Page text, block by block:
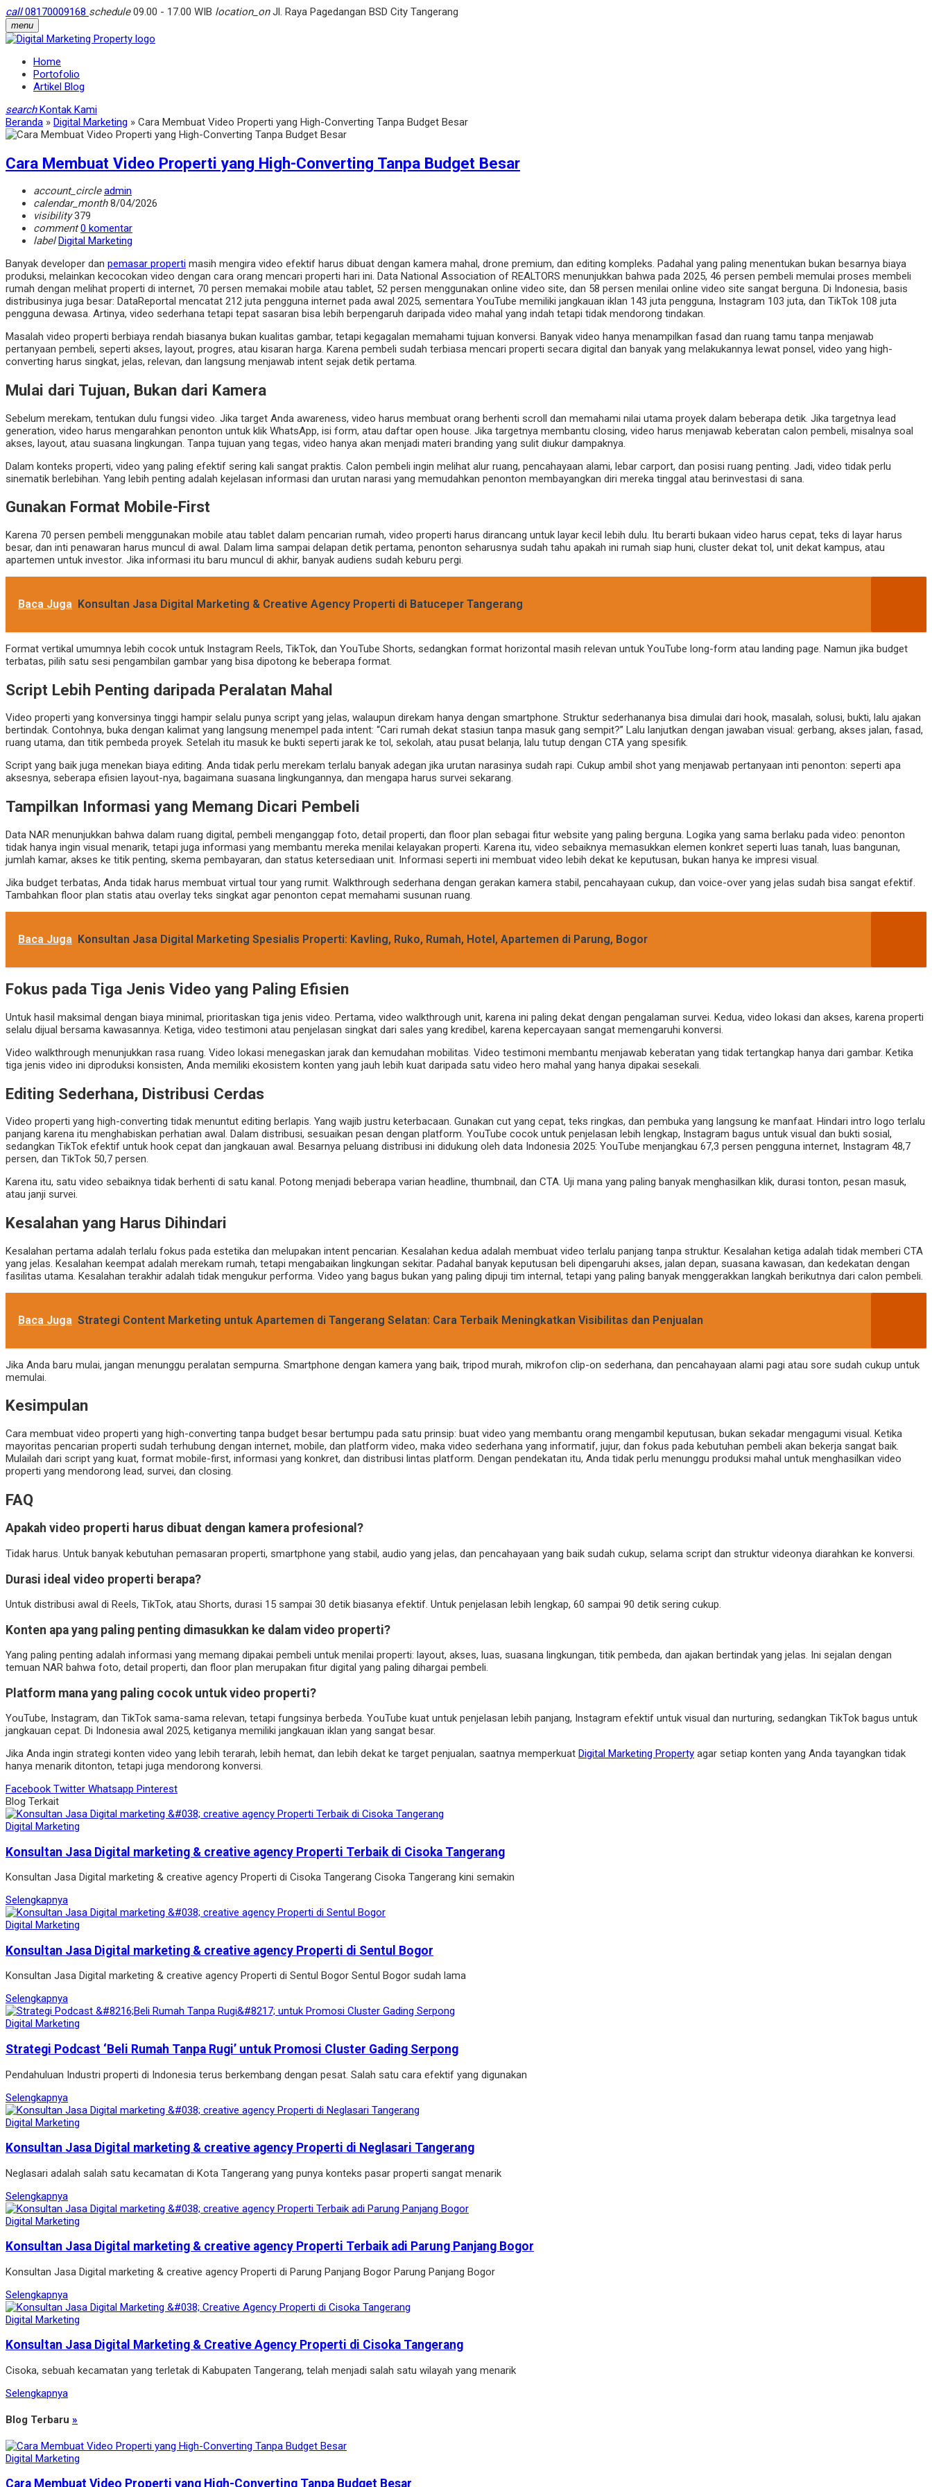
call08170009168 schedule09.00 - 17.00 WIB location_onJl. Raya Pagedangan BSD City Tangerang
menu
Home
Portofolio
Artikel Blog
search Kontak Kami
Beranda » Digital Marketing » Cara Membuat Video Properti yang High-Converting Tanpa Budget Besar
Cara Membuat Video Properti yang High-Converting Tanpa Budget Besar
account_circle admin
calendar_month8/04/2026
visibility379
comment 0 komentar
label Digital Marketing
Banyak developer dan pemasar properti masih mengira video efektif harus dibuat dengan kamera mahal, drone premium, dan editing kompleks. Padahal yang paling menentukan bukan besarnya biaya
produksi, melainkan kecocokan video dengan cara orang mencari properti hari ini. Data National Association of REALTORS menunjukkan bahwa pada 2025, 46 persen pembeli memulai proses membeli
rumah dengan melihat properti di internet, 70 persen memakai mobile atau tablet, 52 persen menggunakan online video site, dan 58 persen menilai online video site sangat berguna. Di Indonesia, basis
distribusinya juga besar: DataReportal mencatat 212 juta pengguna internet pada awal 2025, sementara YouTube memiliki jangkauan iklan 143 juta pengguna, Instagram 103 juta, dan TikTok 108 juta
pengguna dewasa. Artinya, video sederhana tetapi tepat sasaran bisa lebih berpengaruh daripada video mahal yang indah tetapi tidak mendorong tindakan.
Masalah video properti berbiaya rendah biasanya bukan kualitas gambar, tetapi kegagalan memahami tujuan konversi. Banyak video hanya menampilkan fasad dan ruang tamu tanpa menjawab
pertanyaan pembeli, seperti akses, layout, progres, atau kisaran harga. Karena pembeli sudah terbiasa mencari properti secara digital dan banyak yang melakukannya lewat ponsel, video yang high-
converting harus singkat, jelas, relevan, dan langsung menjawab intent sejak detik pertama.
Mulai dari Tujuan, Bukan dari Kamera
Sebelum merekam, tentukan dulu fungsi video. Jika target Anda awareness, video harus membuat orang berhenti scroll dan memahami nilai utama proyek dalam beberapa detik. Jika targetnya lead
generation, video harus mengarahkan penonton untuk klik WhatsApp, isi form, atau daftar open house. Jika targetnya membantu closing, video harus menjawab keberatan calon pembeli, misalnya soal
akses, layout, atau suasana lingkungan. Tanpa tujuan yang tegas, video hanya akan menjadi materi branding yang sulit diukur dampaknya.
Dalam konteks properti, video yang paling efektif sering kali sangat praktis. Calon pembeli ingin melihat alur ruang, pencahayaan alami, lebar carport, dan posisi ruang penting. Jadi, video tidak perlu
sinematik berlebihan. Yang lebih penting adalah kejelasan informasi dan urutan narasi yang memudahkan penonton membayangkan diri mereka tinggal atau berinvestasi di sana.
Gunakan Format Mobile-First
Karena 70 persen pembeli menggunakan mobile atau tablet dalam pencarian rumah, video properti harus dirancang untuk layar kecil lebih dulu. Itu berarti bukaan video harus cepat, teks di layar harus
besar, dan inti penawaran harus muncul di awal. Dalam lima sampai delapan detik pertama, penonton seharusnya sudah tahu apakah ini rumah siap huni, cluster dekat tol, unit dekat kampus, atau
apartemen untuk investor. Jika informasi itu baru muncul di akhir, banyak audiens sudah keburu pergi.
Baca Juga Konsultan Jasa Digital Marketing & Creative Agency Properti di Batuceper Tangerang
Format vertikal umumnya lebih cocok untuk Instagram Reels, TikTok, dan YouTube Shorts, sedangkan format horizontal masih relevan untuk YouTube long-form atau landing page. Namun jika budget
terbatas, pilih satu sesi pengambilan gambar yang bisa dipotong ke beberapa format.
Script Lebih Penting daripada Peralatan Mahal
Video properti yang konversinya tinggi hampir selalu punya script yang jelas, walaupun direkam hanya dengan smartphone. Struktur sederhananya bisa dimulai dari hook, masalah, solusi, bukti, lalu ajakan
bertindak. Contohnya, buka dengan kalimat yang langsung menempel pada intent: “Cari rumah dekat stasiun tanpa masuk gang sempit?” Lalu lanjutkan dengan jawaban visual: gerbang, akses jalan, fasad,
ruang utama, dan titik pembeda proyek. Setelah itu masuk ke bukti seperti jarak ke tol, sekolah, atau pusat belanja, lalu tutup dengan CTA yang spesifik.
Script yang baik juga menekan biaya editing. Anda tidak perlu merekam terlalu banyak adegan jika urutan narasinya sudah rapi. Cukup ambil shot yang menjawab pertanyaan inti penonton: seperti apa
aksesnya, seberapa efisien layout-nya, bagaimana suasana lingkungannya, dan mengapa harus survei sekarang.
Tampilkan Informasi yang Memang Dicari Pembeli
Data NAR menunjukkan bahwa dalam ruang digital, pembeli menganggap foto, detail properti, dan floor plan sebagai fitur website yang paling berguna. Logika yang sama berlaku pada video: penonton
tidak hanya ingin visual menarik, tetapi juga informasi yang membantu mereka menilai kelayakan properti. Karena itu, video sebaiknya memasukkan elemen konkret seperti luas tanah, luas bangunan,
jumlah kamar, akses ke titik penting, skema pembayaran, dan status ketersediaan unit. Informasi seperti ini membuat video lebih dekat ke keputusan, bukan hanya ke impresi visual.
Jika budget terbatas, Anda tidak harus membuat virtual tour yang rumit. Walkthrough sederhana dengan gerakan kamera stabil, pencahayaan cukup, dan voice-over yang jelas sudah bisa sangat efektif.
Tambahkan floor plan statis atau overlay teks singkat agar penonton cepat memahami susunan ruang.
Baca Juga Konsultan Jasa Digital Marketing Spesialis Properti: Kavling, Ruko, Rumah, Hotel, Apartemen di Parung, Bogor
Fokus pada Tiga Jenis Video yang Paling Efisien
Untuk hasil maksimal dengan biaya minimal, prioritaskan tiga jenis video. Pertama, video walkthrough unit, karena ini paling dekat dengan pengalaman survei. Kedua, video lokasi dan akses, karena properti
selalu dijual bersama kawasannya. Ketiga, video testimoni atau penjelasan singkat dari sales yang kredibel, karena kepercayaan sangat memengaruhi konversi.
Video walkthrough menunjukkan rasa ruang. Video lokasi menegaskan jarak dan kemudahan mobilitas. Video testimoni membantu menjawab keberatan yang tidak tertangkap hanya dari gambar. Ketika
tiga jenis video ini diproduksi konsisten, Anda memiliki ekosistem konten yang jauh lebih kuat daripada satu video hero mahal yang hanya dipakai sesekali.
Editing Sederhana, Distribusi Cerdas
Video properti yang high-converting tidak menuntut editing berlapis. Yang wajib justru keterbacaan. Gunakan cut yang cepat, teks ringkas, dan pembuka yang langsung ke manfaat. Hindari intro logo terlalu
panjang karena itu menghabiskan perhatian awal. Dalam distribusi, sesuaikan pesan dengan platform. YouTube cocok untuk penjelasan lebih lengkap, Instagram bagus untuk visual dan bukti sosial,
sedangkan TikTok efektif untuk hook cepat dan jangkauan awal. Besarnya peluang distribusi ini didukung oleh data Indonesia 2025: YouTube menjangkau 67,3 persen pengguna internet, Instagram 48,7
persen, dan TikTok 50,7 persen.
Karena itu, satu video sebaiknya tidak berhenti di satu kanal. Potong menjadi beberapa varian headline, thumbnail, dan CTA. Uji mana yang paling banyak menghasilkan klik, durasi tonton, pesan masuk,
atau janji survei.
Kesalahan yang Harus Dihindari
Kesalahan pertama adalah terlalu fokus pada estetika dan melupakan intent pencarian. Kesalahan kedua adalah membuat video terlalu panjang tanpa struktur. Kesalahan ketiga adalah tidak memberi CTA
yang jelas. Kesalahan keempat adalah merekam rumah, tetapi mengabaikan lingkungan sekitar. Padahal banyak keputusan beli dipengaruhi akses, jalan depan, suasana kawasan, dan kedekatan dengan
fasilitas utama. Kesalahan terakhir adalah tidak mengukur performa. Video yang bagus bukan yang paling dipuji tim internal, tetapi yang paling banyak menggerakkan langkah berikutnya dari calon pembeli.
Baca Juga Strategi Content Marketing untuk Apartemen di Tangerang Selatan: Cara Terbaik Meningkatkan Visibilitas dan Penjualan
Jika Anda baru mulai, jangan menunggu peralatan sempurna. Smartphone dengan kamera yang baik, tripod murah, mikrofon clip-on sederhana, dan pencahayaan alami pagi atau sore sudah cukup untuk
memulai.
Kesimpulan
Cara membuat video properti yang high-converting tanpa budget besar bertumpu pada satu prinsip: buat video yang membantu orang mengambil keputusan, bukan sekadar mengagumi visual. Ketika
mayoritas pencarian properti sudah terhubung dengan internet, mobile, dan platform video, maka video sederhana yang informatif, jujur, dan fokus pada kebutuhan pembeli akan bekerja sangat baik.
Mulailah dari script yang kuat, format mobile-first, informasi yang konkret, dan distribusi lintas platform. Dengan pendekatan itu, Anda tidak perlu menunggu produksi mahal untuk menghasilkan video
properti yang mendorong lead, survei, dan closing.
FAQ
Apakah video properti harus dibuat dengan kamera profesional?
Tidak harus. Untuk banyak kebutuhan pemasaran properti, smartphone yang stabil, audio yang jelas, dan pencahayaan yang baik sudah cukup, selama script dan struktur videonya diarahkan ke konversi.
Durasi ideal video properti berapa?
Untuk distribusi awal di Reels, TikTok, atau Shorts, durasi 15 sampai 30 detik biasanya efektif. Untuk penjelasan lebih lengkap, 60 sampai 90 detik sering cukup.
Konten apa yang paling penting dimasukkan ke dalam video properti?
Yang paling penting adalah informasi yang memang dipakai pembeli untuk menilai properti: layout, akses, luas, suasana lingkungan, titik pembeda, dan ajakan bertindak yang jelas. Ini sejalan dengan
temuan NAR bahwa foto, detail properti, dan floor plan merupakan fitur digital yang paling dihargai pembeli.
Platform mana yang paling cocok untuk video properti?
YouTube, Instagram, dan TikTok sama-sama relevan, tetapi fungsinya berbeda. YouTube kuat untuk penjelasan lebih panjang, Instagram efektif untuk visual dan nurturing, sedangkan TikTok bagus untuk
jangkauan cepat. Di Indonesia awal 2025, ketiganya memiliki jangkauan iklan yang sangat besar.
Jika Anda ingin strategi konten video yang lebih terarah, lebih hemat, dan lebih dekat ke target penjualan, saatnya memperkuat Digital Marketing Property agar setiap konten yang Anda tayangkan tidak
hanya menarik ditonton, tetapi juga mendorong konversi.
Facebook Twitter Whatsapp Pinterest
Blog Terkait
Digital Marketing
Konsultan Jasa Digital marketing & creative agency Properti Terbaik di Cisoka Tangerang
Konsultan Jasa Digital marketing & creative agency Properti di Cisoka Tangerang Cisoka Tangerang kini semakin
Selengkapnya
Digital Marketing
Konsultan Jasa Digital marketing & creative agency Properti di Sentul Bogor
Konsultan Jasa Digital marketing & creative agency Properti di Sentul Bogor Sentul Bogor sudah lama
Selengkapnya
Digital Marketing
Strategi Podcast ‘Beli Rumah Tanpa Rugi’ untuk Promosi Cluster Gading Serpong
Pendahuluan Industri properti di Indonesia terus berkembang dengan pesat. Salah satu cara efektif yang digunakan
Selengkapnya
Digital Marketing
Konsultan Jasa Digital marketing & creative agency Properti di Neglasari Tangerang
Neglasari adalah salah satu kecamatan di Kota Tangerang yang punya konteks pasar properti sangat menarik
Selengkapnya
Digital Marketing
Konsultan Jasa Digital marketing & creative agency Properti Terbaik adi Parung Panjang Bogor
Konsultan Jasa Digital marketing & creative agency Properti di Parung Panjang Bogor Parung Panjang Bogor
Selengkapnya
Digital Marketing
Konsultan Jasa Digital Marketing & Creative Agency Properti di Cisoka Tangerang
Cisoka, sebuah kecamatan yang terletak di Kabupaten Tangerang, telah menjadi salah satu wilayah yang menarik
Selengkapnya
Blog Terbaru »
Digital Marketing
Cara Membuat Video Properti yang High-Converting Tanpa Budget Besar